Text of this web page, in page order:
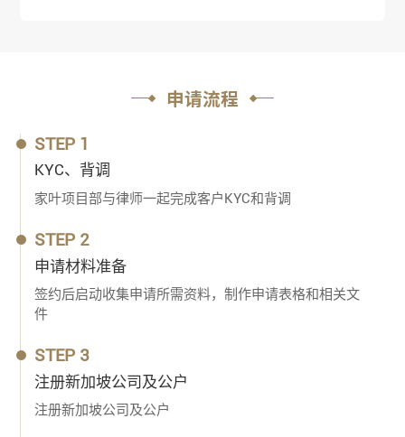
申请流程
STEP 1
KYC、背调
家叶项目部与律师一起完成客户KYC和背调
STEP 2
申请材料准备
签约后启动收集申请所需资料，制作申请表格和相关文
件
STEP 3
注册新加坡公司及公户
注册新加坡公司及公户